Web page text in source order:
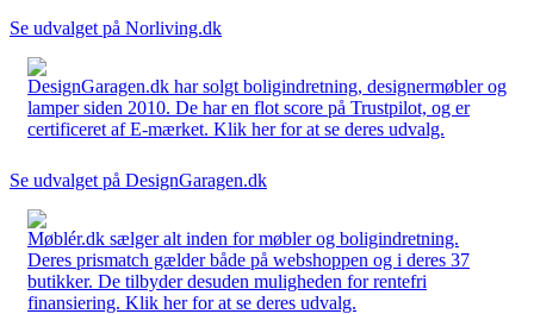
Se udvalget på Norliving.dk
DesignGaragen.dk har solgt boligindretning, designermøbler og
lamper siden 2010. De har en flot score på Trustpilot, og er
certificeret af E-mærket. Klik her for at se deres udvalg.
Se udvalget på DesignGaragen.dk
Møblér.dk sælger alt inden for møbler og boligindretning.
Deres prismatch gælder både på webshoppen og i deres 37
butikker. De tilbyder desuden muligheden for rentefri
finansiering. Klik her for at se deres udvalg.